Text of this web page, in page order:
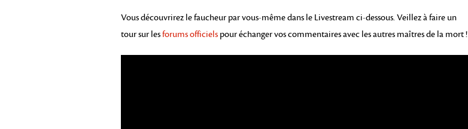
Vous découvrirez le faucheur par vous-même dans le Livestream ci-dessous. Veillez à faire un
tour sur lesforums officiels pour échanger vos commentaires avec les autres maîtres de la mort !